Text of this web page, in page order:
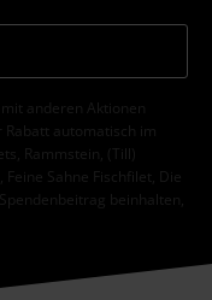
anderen Aktionen
automatisch im
Rammstein, (Till)
Feine Sahne Fischfilet, Die
beinhalten,